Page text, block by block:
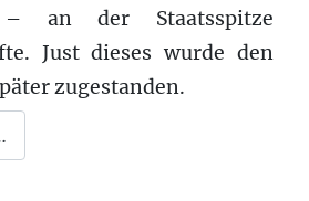
– an der Staatsspitze
Just dieses wurde den
zugestanden.